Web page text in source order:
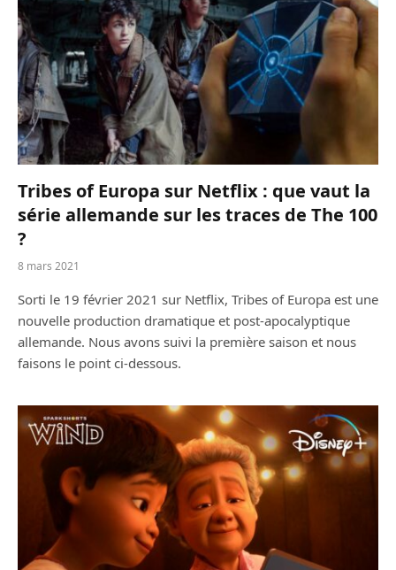
Tribes of Europa sur Netflix : que vaut la
série allemande sur les traces de The 100
?
8 mars 2021
Sorti le 19 février 2021 sur Netflix, Tribes of Europa est une
nouvelle production dramatique et post-apocalyptique
allemande. Nous avons suivi la première saison et nous
faisons le point ci-dessous.